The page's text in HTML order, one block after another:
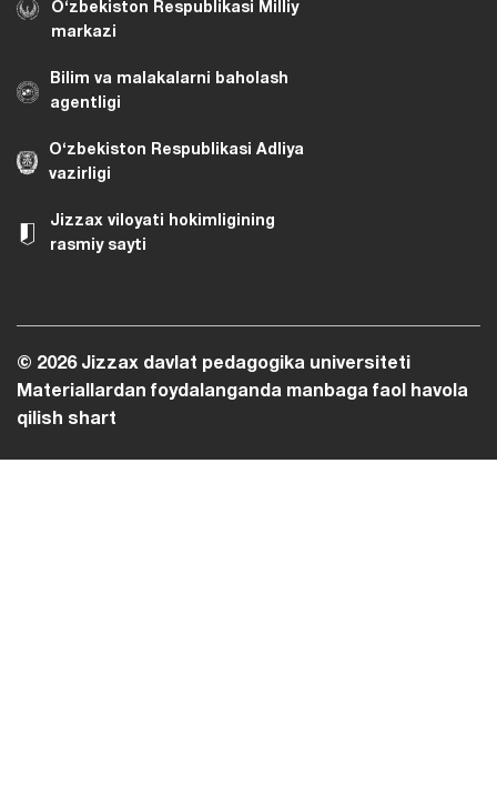
O‘zbekiston Respublikasi Milliy
markazi
Bilim va malakalarni baholash
agentligi
O‘zbekiston Respublikasi Adliya
vazirligi
Jizzax viloyati hokimligining
rasmiy sayti
© 2026 Jizzax davlat pedagogika universiteti
Materiallardan foydalanganda manbaga faol havola
qilish shart